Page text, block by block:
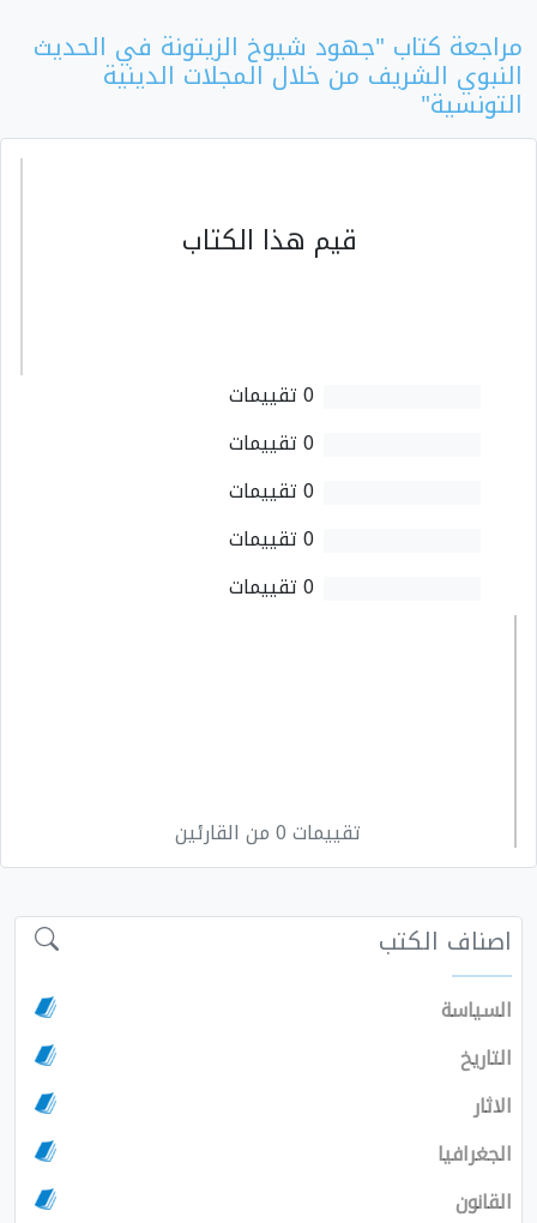
مراجعة كتاب "جهود شيوخ الزيتونة في الحديث
النبوي الشريف من خلال المجلات الدينية
التونسية"
قيم هذا الكتاب
0 تقييمات
0 تقييمات
0 تقييمات
0 تقييمات
0 تقييمات
تقييمات 0 من القارئين
اصناف الكتب
السياسة
التاريخ
الاثار
الجغرافيا
القانون